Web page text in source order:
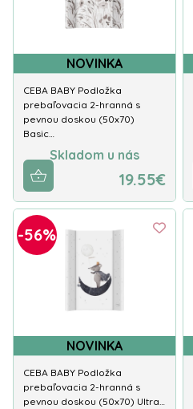
NOVINKA
CEBA BABY Podložka
prebaľovacia 2-hranná s
pevnou doskou (50x70)
Basic…
Skladom u nás
19.55€
-56%
NOVINKA
CEBA BABY Podložka
prebaľovacia 2-hranná s
pevnou doskou (50x70) Ultra…